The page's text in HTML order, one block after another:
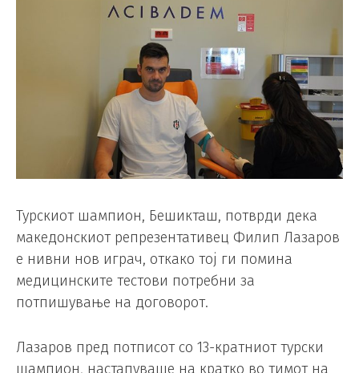
Турскиот шампион, Бешикташ, потврди дека
македонскиот репрезентативец Филип Лазаров
е нивни нов играч, откако тој ги помина
медицинските тестови потребни за
потпишување на договорот.
Лазаров пред потписот со 13-кратниот турски
шампион, настапуваше на кратко во тимот на